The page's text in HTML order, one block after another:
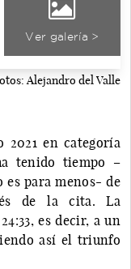
Ver galería >
Alejandro del Valle
2021 en categoría
tenido tiempo –
es para menos- de
de la cita. La
es decir, a un
así el triunfo